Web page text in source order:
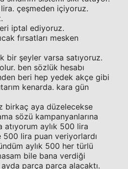
çeşmeden içiyoruz.
iptal ediyoruz.
fırsatları mesken
bir şeyler varsa satıyoruz.
ben sözlük hesabı
beri hep yedek akçe gibi
kenarda. kara gün
birkaç aya düzelecekse
sözü kampanyanlarına
atıyorum aylık 500 lira
500 lira puan veriyorlardı
aylık 500 her türlü
bile bana verdiği
parça parça alacaktı.